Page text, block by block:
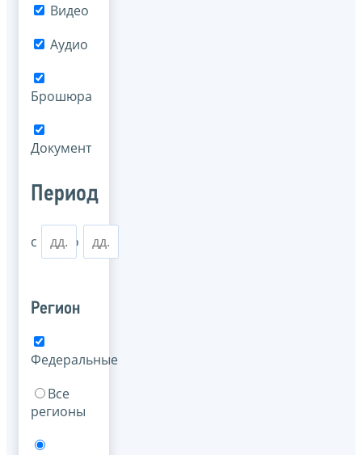
Видео
Аудио
Брошюра
Документ
Период
с по
Регион
Федеральные
Все
регионы